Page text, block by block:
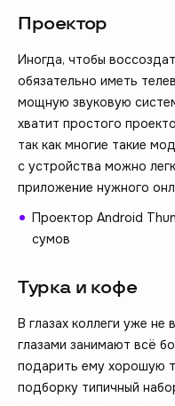
Проектор
Иногда, чтобы
обязательно иметь
мощную звуковую
хватит простого
так как многие такие
с устройства можно
приложение нужного
Проектор Android
сумов
Турка и кофе
В глазах коллеги уже
глазами занимают всё
подарить ему хорошую
подборку типичный